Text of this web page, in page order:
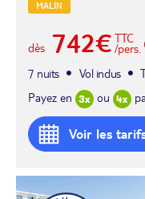
MALIN
dès 742€ TTC
/pers.
7 nuits
Vol inclus
Payez en
ou
Voir les